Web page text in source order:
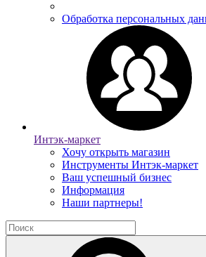
Обработка персональных
Интэк-маркет
Хочу открыть магазин
Инструменты Интэк-маркет
Ваш успешный бизнес
Информация
Наши партнеры!